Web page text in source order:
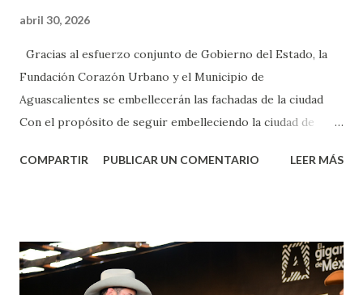
abril 30, 2026
Gracias al esfuerzo conjunto de Gobierno del Estado, la
Fundación Corazón Urbano y el Municipio de
Aguascalientes se embellecerán las fachadas de la ciudad
Con el propósito de seguir embelleciendo la ciudad de
municipal, Leo Montañez dio inicio al programa
Corazón Urbano y el Municipio capital. Leo Montañez
informó que en este programa se usarán cerca de 90 mil
COMPARTIR PUBLICAR UN COMENTARIO LEER MÁS